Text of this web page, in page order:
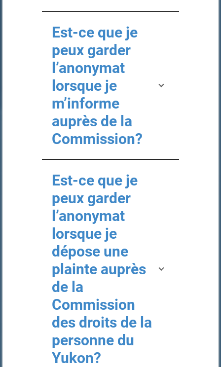
Est-ce que je
peux garder
l’anonymat
lorsque je
m’informe
auprès de la
Commission?
Est-ce que je
peux garder
l’anonymat
lorsque je
dépose une
plainte auprès
de la
Commission
des droits de la
personne du
Yukon?